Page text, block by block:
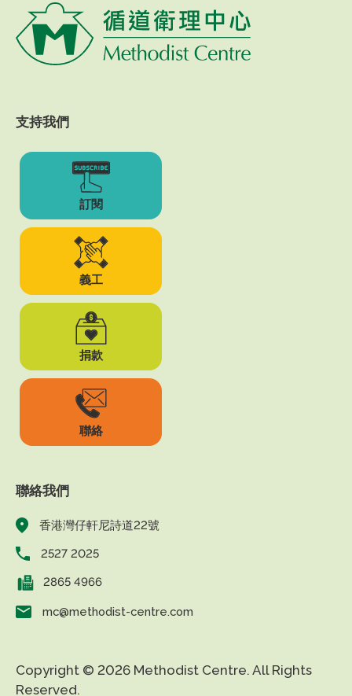
支持我們
訂閱
義工
捐款
聯絡
聯絡我們
香港灣仔軒尼詩道22號
2527 2025
2865 4966
mc@methodist-centre.com
Copyright © 2026 Methodist Centre. All Rights
Reserved.